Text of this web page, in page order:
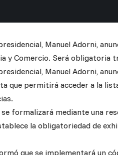
Manuel Adorni,
y Comercio. Será obligatoria
Manuel Adorni,
que permitirá acceder a la
se formalizará mediante una
la obligatoriedad de
que se implementará un